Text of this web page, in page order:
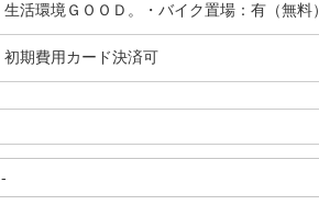
生活環境ＧＯＯＤ。・バイク置場：有（無料
初期費用カード決済可
-